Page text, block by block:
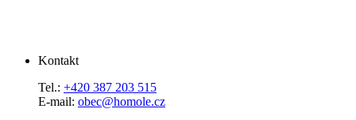
Kontakt
Tel.: +420 387 203 515
E-mail: obec@homole.cz